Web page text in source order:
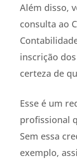
Além disso,
consulta ao
inscrição
certeza de
Esse é um
profissional
Sem essa
exemplo,